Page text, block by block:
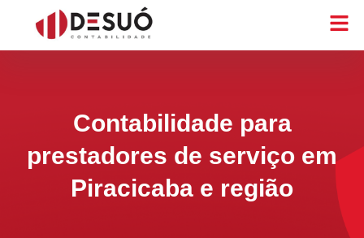
Contabilidade para
prestadores de serviço em
Piracicaba e região